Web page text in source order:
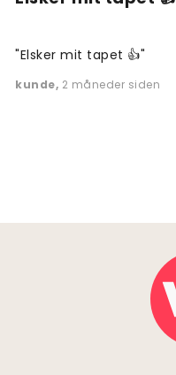
"Elsker mit tapet 👍"
kunde, 2 måneder siden